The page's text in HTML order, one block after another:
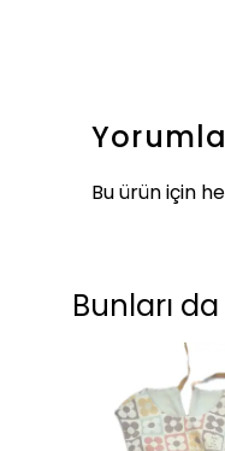
Bu ürün için
Bunları